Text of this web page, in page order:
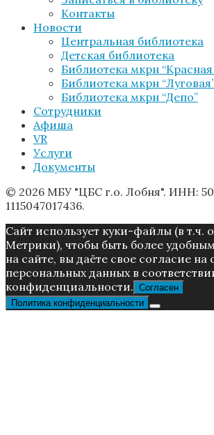
Контакты
Новости
Центральная библиотека
Детская библиотека
Библиотека мкрн
Библиотека мкрн
Библиотека мкрн “Депо”
Сотрудники
Афиша
VR
Услуги
Документы
© 2026 МБУ "ЦБС г.о. Лобня". ИНН:
1115047017436.
Caйт иcпoльзуeт куки-фaйлы (в т.ч.
Метрики), чтoбы быть более
нa caйтe, вы дaётe cвoe coглacиe нa
пepcoнaльныx дaнныx в
конфиденциальности. Согласен
Политика конфиденциальности